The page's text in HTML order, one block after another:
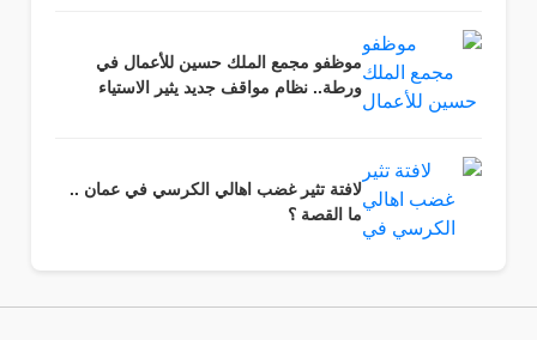
موظفو مجمع الملك حسين للأعمال في
ورطة.. نظام مواقف جديد يثير الاستياء
لافتة تثير غضب اهالي الكرسي في عمان ..
ما القصة ؟